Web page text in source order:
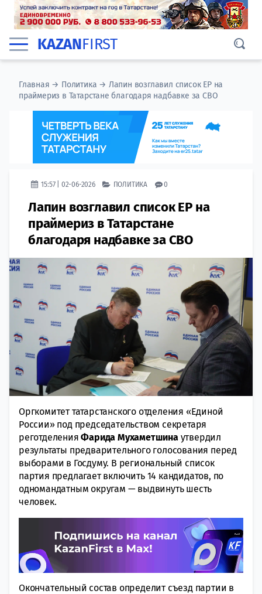
KAZANFIRST
Главная → Политика → Лапин возглавил список ЕР на
праймериз в Татарстане благодаря надбавке за СВО
15:57 | 02-06-2026 ПОЛИТИКА 0
Лапин возглавил список ЕР на
праймериз в Татарстане
благодаря надбавке за СВО
Оргкомитет татарстанского отделения «Единой
России» под председательством секретаря
реготделенияФарида Мухаметшинаутвердил
результаты предварительного голосования перед
выборами в Госдуму. В региональный список
партия предлагает включить 14 кандидатов, по
одномандатным округам — выдвинуть шесть
человек.
Окончательный состав определит съезд партии в